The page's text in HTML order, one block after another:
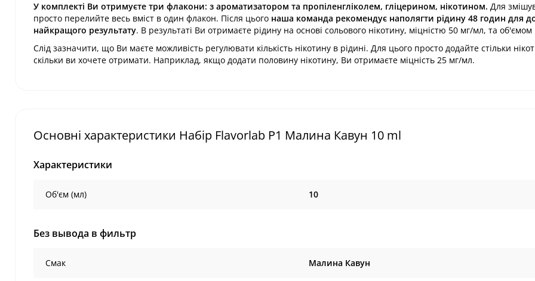
У комплекті Ви отримуєте три флакони: з ароматизатором та пропіленгліколем, гліцерином, нікотином. Для
просто перелийте весь вміст в один флакон. Після цього наша команда рекомендує наполягти рідину 48 годин для
найкращого результату. В результаті Ви отримаєте рідину на основі сольового нікотину, міцністю 50 мг/мл, та
Слід зазначити, що Ви маєте можливість регулювати кількість нікотину в рідині. Для цього просто додайте стільки
скільки ви хочете отримати. Наприклад, якщо додати половину нікотину, Ви отримаєте міцність 25 мг/мл.
Основні характеристики Набір Flavorlab P1 Малина Кавун 10 ml
Характеристики
Об'єм (мл) 10
Без вывода в фильтр
Смак Малина Кавун